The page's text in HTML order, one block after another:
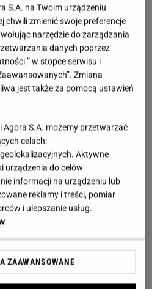
S.A. na Twoim urządzeniu
chwili zmienić swoje preferencje
narzędzie do zarządzania
danych poprzez
” w stopce serwisu i
Zmiana
jest także za pomocą ustawień
Agora S.A. możemy przetwarzać
celach:
Aktywne
urządzenia do celów
informacji na urządzeniu lub
reklamy i treści, pomiar
i ulepszanie usług.
ZAAWANSOWANE